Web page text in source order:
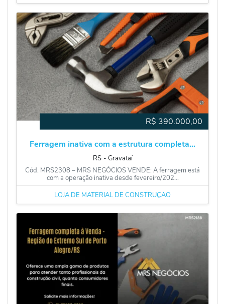
R$ 390.000,00
Ferragem inativa com a estrutura completa...
RS ‐ Gravataí
Cód. MRS2308 – MRS NEGÓCIOS VENDE: A ferragem está
com a operação inativa desde fevereiro/202...
LOJA DE MATERIAL DE CONSTRUÇÃO